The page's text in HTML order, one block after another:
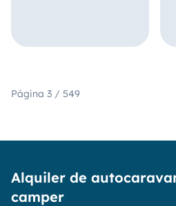
Página 3 / 549
Alquiler de
camper